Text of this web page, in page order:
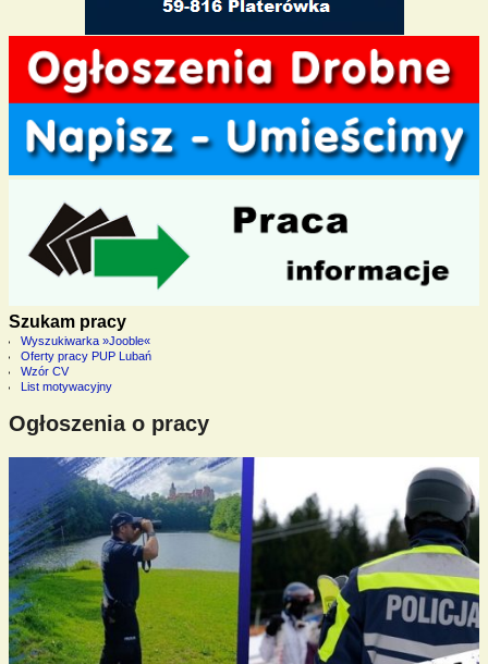
Szukam pracy
Wyszukiwarka »Jooble«
Oferty pracy PUP Lubań
Wzór CV
List motywacyjny
Ogłoszenia o pracy